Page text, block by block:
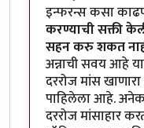
इन्फरन्स कसा
करण्याची सक्ती
सहन करु शकत
अन्नाची सवय आहे
दररोज मांस
पाहिलेला आहे.
दररोज मांसाहार